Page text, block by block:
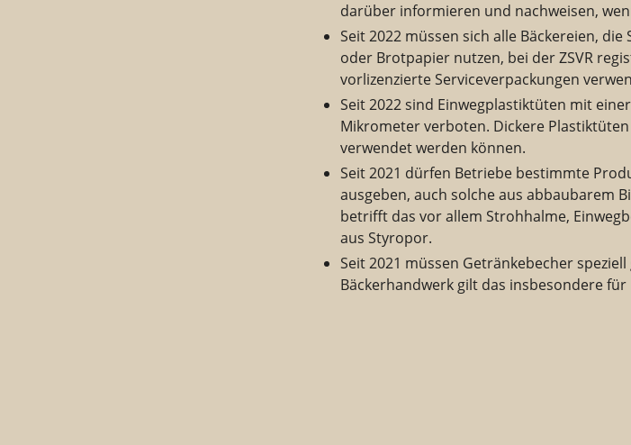
darüber informieren und nachweisen,
Seit 2022 müssen sich alle Bäckereien,
oder Brotpapier nutzen, bei der ZSVR
vorlizenzierte Serviceverpackungen
Seit 2022 sind Einwegplastiktüten mit
Mikrometer verboten. Dickere
verwendet werden können.
Seit 2021 dürfen Betriebe bestimmte
ausgeben, auch solche aus abbaubarem
betrifft das vor allem Strohhalme,
aus Styropor.
Seit 2021 müssen Getränkebecher
Bäckerhandwerk gilt das insbesondere